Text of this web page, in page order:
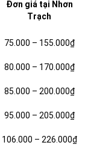
Đơn giá tại Nhơn
Trạch
75.000 – 155.000₫
80.000 – 170.000₫
85.000 – 200.000₫
95.000 – 205.000₫
106.000 – 226.000₫